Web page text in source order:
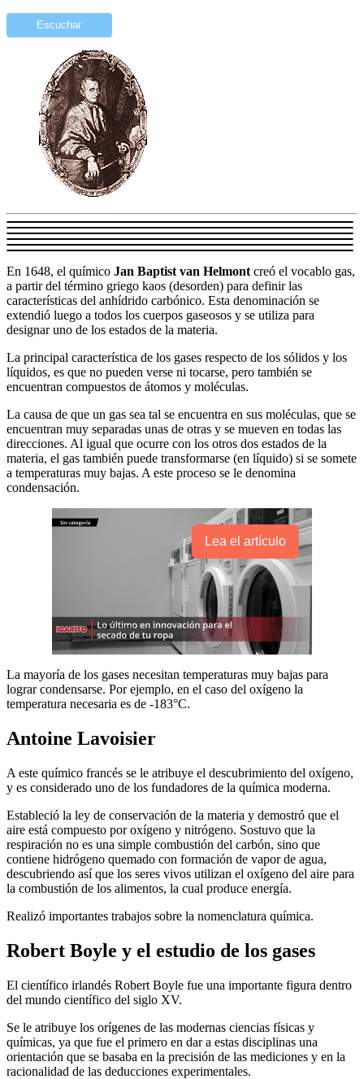
Escuchar
En 1648, el químico Jan Baptist van Helmont creó el vocablo gas,
a partir del término griego kaos (desorden) para definir las
características del anhídrido carbónico. Esta denominación se
extendió luego a todos los cuerpos gaseosos y se utiliza para
designar uno de los estados de la materia.
La principal característica de los gases respecto de los sólidos y los
líquidos, es que no pueden verse ni tocarse, pero también se
encuentran compuestos de átomos y moléculas.
La causa de que un gas sea tal se encuentra en sus moléculas, que se
encuentran muy separadas unas de otras y se mueven en todas las
direcciones. Al igual que ocurre con los otros dos estados de la
materia, el gas también puede transformarse (en líquido) si se somete
a temperaturas muy bajas. A este proceso se le denomina
condensación.
Lea el artículo
La mayoría de los gases necesitan temperaturas muy bajas para
lograr condensarse. Por ejemplo, en el caso del oxígeno la
temperatura necesaria es de -183°C.
Antoine Lavoisier
A este químico francés se le atribuye el descubrimiento del oxígeno,
y es considerado uno de los fundadores de la química moderna.
Estableció la ley de conservación de la materia y demostró que el
aire está compuesto por oxígeno y nitrógeno. Sostuvo que la
respiración no es una simple combustión del carbón, sino que
contiene hidrógeno quemado con formación de vapor de agua,
descubriendo así que los seres vivos utilizan el oxígeno del aire para
la combustión de los alimentos, la cual produce energía.
Realizó importantes trabajos sobre la nomenclatura química.
Robert Boyle y el estudio de los gases
El científico irlandés Robert Boyle fue una importante figura dentro
del mundo científico del siglo XV.
Se le atribuye los orígenes de las modernas ciencias físicas y
químicas, ya que fue el primero en dar a estas disciplinas una
orientación que se basaba en la precisión de las mediciones y en la
racionalidad de las deducciones experimentales.